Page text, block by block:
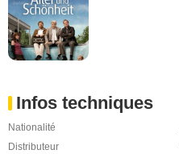
Infos techniques
Nationalité
Distributeur